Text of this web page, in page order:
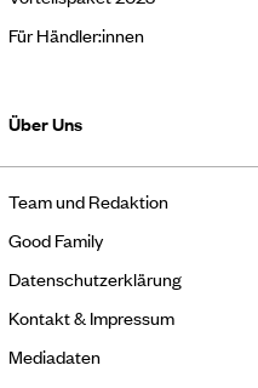
Für Händler:innen
Über Uns
Team und Redaktion
Good Family
Datenschutzerklärung
Kontakt & Impressum
Mediadaten